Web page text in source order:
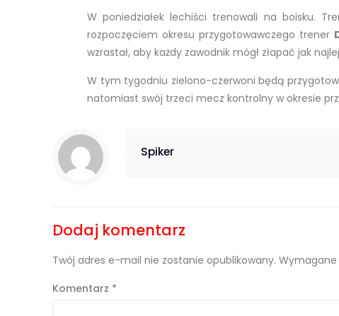
W poniedziałek lechiści trenowali na boisku.
rozpoczęciem okresu przygotowawczego trener
wzrastał, aby każdy zawodnik mógł złapać jak
W tym tygodniu zielono-czerwoni będą
natomiast swój trzeci mecz kontrolny w okresie
Spiker
Dodaj komentarz
Twój adres e-mail nie zostanie opublikowany. Wymagane
Komentarz *